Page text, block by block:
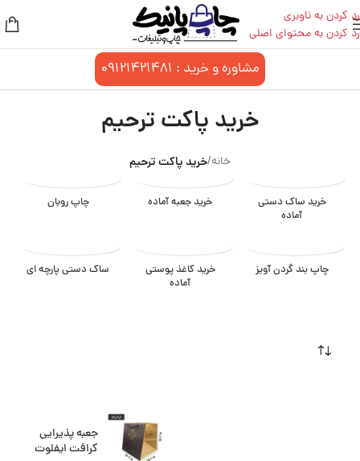
رد کردن به ناوبری
رد کردن به محتوای اصلی
مشاوره و خرید : 09121421481
خرید پاکت ترحیم
خانه/خرید پاکت ترحیم
خرید ساک دستی
آماده
خرید جعبه آماده چاپ روبان
چاپ بند گردن آویز
خرید کاغذ پوستی
آماده
ساک دستی پارچه ای
جعبه پذیرایی
کرافت ایفلوت